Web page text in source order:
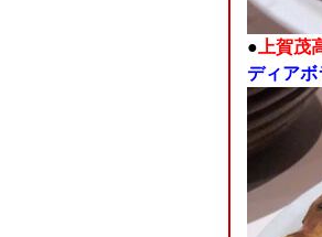
●上賀茂
ディアボ